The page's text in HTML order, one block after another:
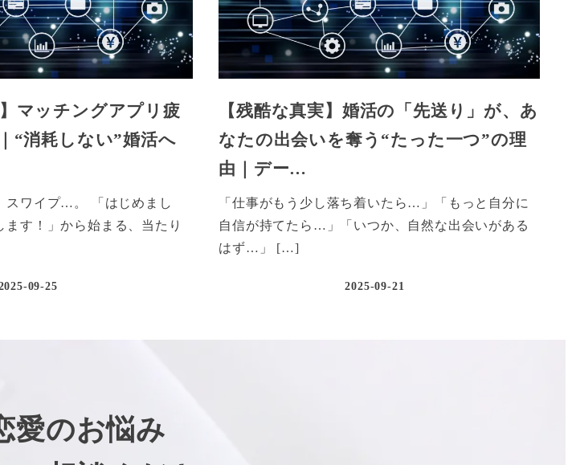
マッチングアプリ疲
“消耗しない”婚活へ
スワイプ…。 「はじめまし
ます！」から始まる、当たり
09-25
【残酷な真実】婚活の「先送り」が、あ
なたの出会いを奪う“たった一つ”の理
由｜デー…
「仕事がもう少し落ち着いたら…」「もっと自分に
自信が持てたら…」「いつか、自然な出会いがある
はず…」 […]
2025-09-21
愛のお悩み